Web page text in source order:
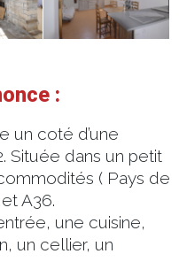
:
un coté d’une
Située dans un petit
( Pays de
A36.
une cuisine,
un cellier, un